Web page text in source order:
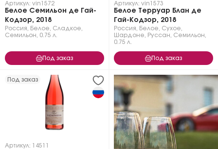
Артикул: vin1572
Белое Семильон де Гай-
Кодзор, 2018
Россия Белое Сладкое
Семильон
0.75 л.
Под заказ
Артикул: vin1573
Белое Терруар Блан де
Гай-Кодзор, 2018
Россия Белое Сухое
Шардоне
Руссан Семильон
0.75 л.
Под заказ
Под заказ
Артикул: 14511